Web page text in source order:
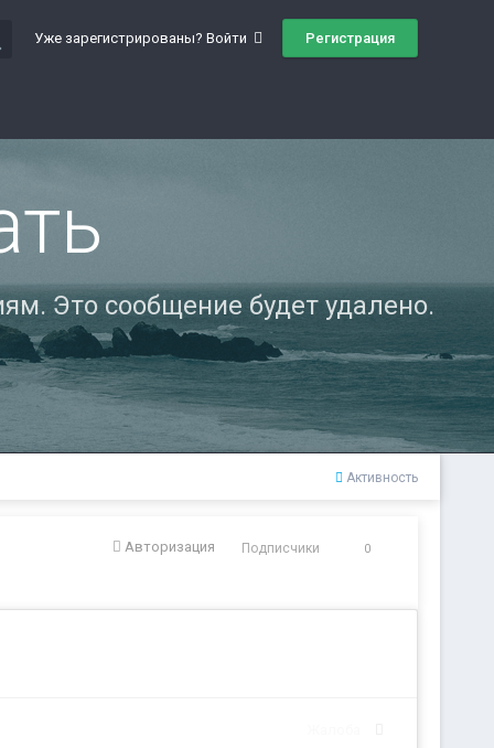
Уже зарегистрированы? Войти Регистрация
Это сообщение будет удалено.
Активность
Авторизация Подписчики 0